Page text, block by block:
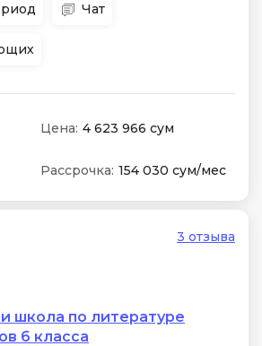
Чат
Цена: 4 623 966 сум
Рассрочка: 154 030 сум/мес
3 отзыва
школа по литературе
6 класса